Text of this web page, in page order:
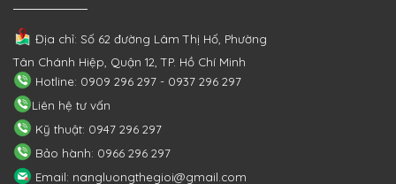
Địa chỉ: Số 62 đường Lâm Thị Hố, Phường
Tân Chánh Hiệp, Quận 12, TP. Hồ Chí Minh
Hotline: 0909 296 297 - 0937 296 297
Liên hệ tư vấn
Kỹ thuật: 0947 296 297
Bảo hành: 0966 296 297
Email: nangluongthegioi@gmail.com